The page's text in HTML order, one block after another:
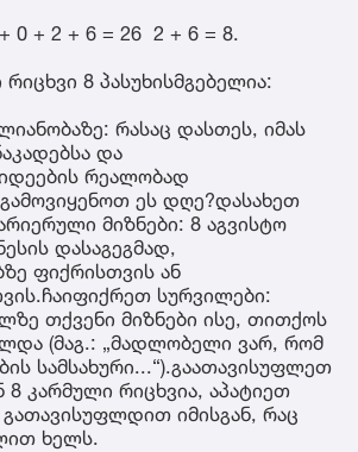
0 + 2 + 6 = 26 2 + 6 = 8.
8 პასუხისმგებელია:
რასაც დასთეს, იმას
და
რეალობად
ეს დღე?დასახეთ
მიზნები: 8 აგვისტო
დასაგეგმად,
ფიქრისთვის ან
სურვილები:
თქვენი მიზნები ისე, თითქოს
(მაგ.: „მადლობელი ვარ, რომ
სამსახური...“).გაათავისუფლეთ
8 კარმული რიცხვია, აპატიეთ
იმისგან, რაც
ხელს.